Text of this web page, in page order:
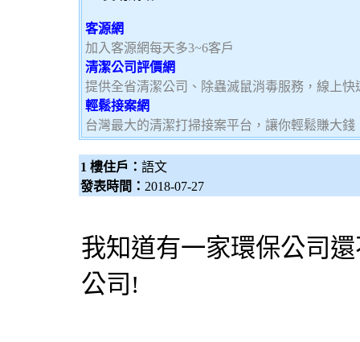
客源網
加入客源網每天多3~6客戶
清潔公司評價網
提供全省清潔公司、除蟲滅鼠消毒服務，線上
輕鬆接案網
台灣最大的清潔打掃接案平台，讓你輕鬆賺大
1 樓住戶： 語文
發表時間： 2018-07-27
我知道有一家環保公司
公司!